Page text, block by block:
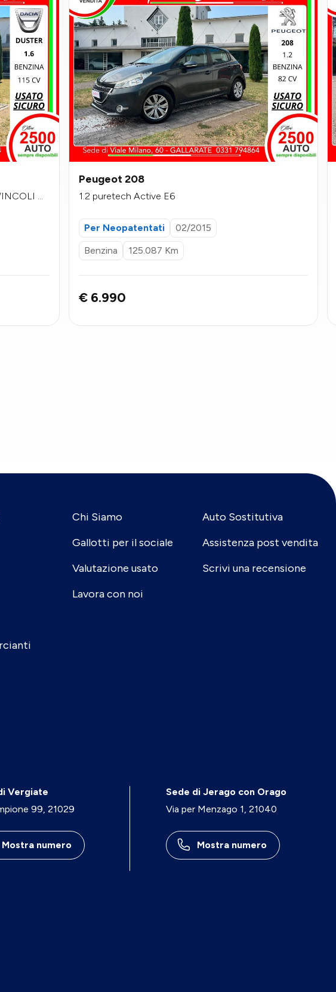
Peugeot 208
1.2 puretech Active E6
Per Neopatentati
02/2015
Benzina
125.087 Km
€ 6.990
Chi Siamo
Gallotti per il sociale
Valutazione usato
Lavora con noi
Auto Sostitutiva
Assistenza post vendita
Scrivi una recensione
Vergiate
99, 21029
Mostra numero
Sede di Jerago con Orago
Via per Menzago 1, 21040
Mostra numero